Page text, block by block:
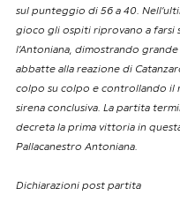
sul punteggio di 56 a 40.
gioco gli ospiti riprovano a farsi
l’Antoniana, dimostrando
abbatte alla reazione di
colpo su colpo e controllando il
sirena conclusiva. La partita
decreta la prima vittoria in
Pallacanestro Antoniana.
Dichiarazioni post partita